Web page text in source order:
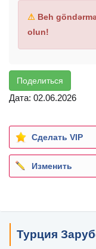
⚠ Beh
olun!
Поделиться
Дата: 02.06.2026
Сделать VIP
Изменить
Турция